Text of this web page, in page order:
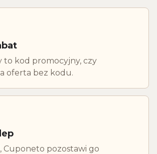
to kod promocyjny, czy
oferta bez kodu.
Cuponeto pozostawi go